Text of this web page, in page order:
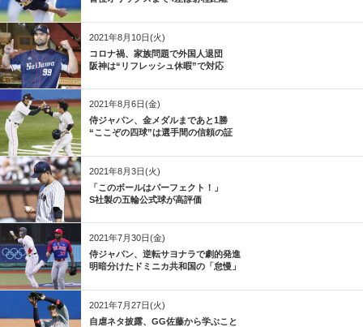
2021年8月10日(火)
コロナ禍、家族問題で外国人退団
阪神は“リフレッシュ休暇”で対応
2021年8月6日(金)
侍ジャパン、金メダルまであと1勝
“ここぞの四球”は選手間の信頼の証
2021年8月3日(火)
「このボールはパーフェクト！」
S社製の五輪公式球が高評価
2021年7月30日(金)
侍ジャパン、逆転サヨナラで劇的発進
明暗分けたドミニカ共和国の「怠慢」
2021年7月27日(火)
自虐ネタ披露、GG佐藤から学ぶこと